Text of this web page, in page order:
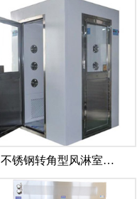
不锈钢转角型风淋室…